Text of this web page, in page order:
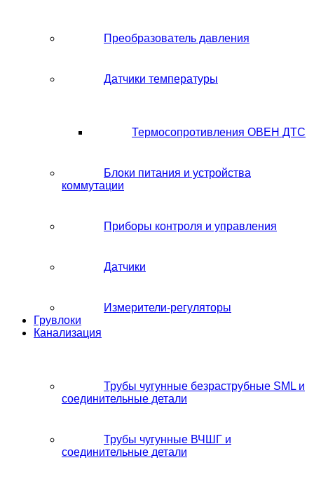
Преобразователь давления
Датчики температуры
Термосопротивления ОВЕН ДТС
Блоки питания и устройства
коммутации
Приборы контроля и управления
Датчики
Измерители-регуляторы
Грувлоки
Канализация
Трубы чугунные безраструбные SML и
соединительные детали
Трубы чугунные ВЧШГ и
соединительные детали